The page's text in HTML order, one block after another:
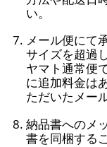
い。
メール便にて
サイズを超過
ヤマト通常便
に追加料金は
ただいたメー
納品書へのメ
書を同梱する